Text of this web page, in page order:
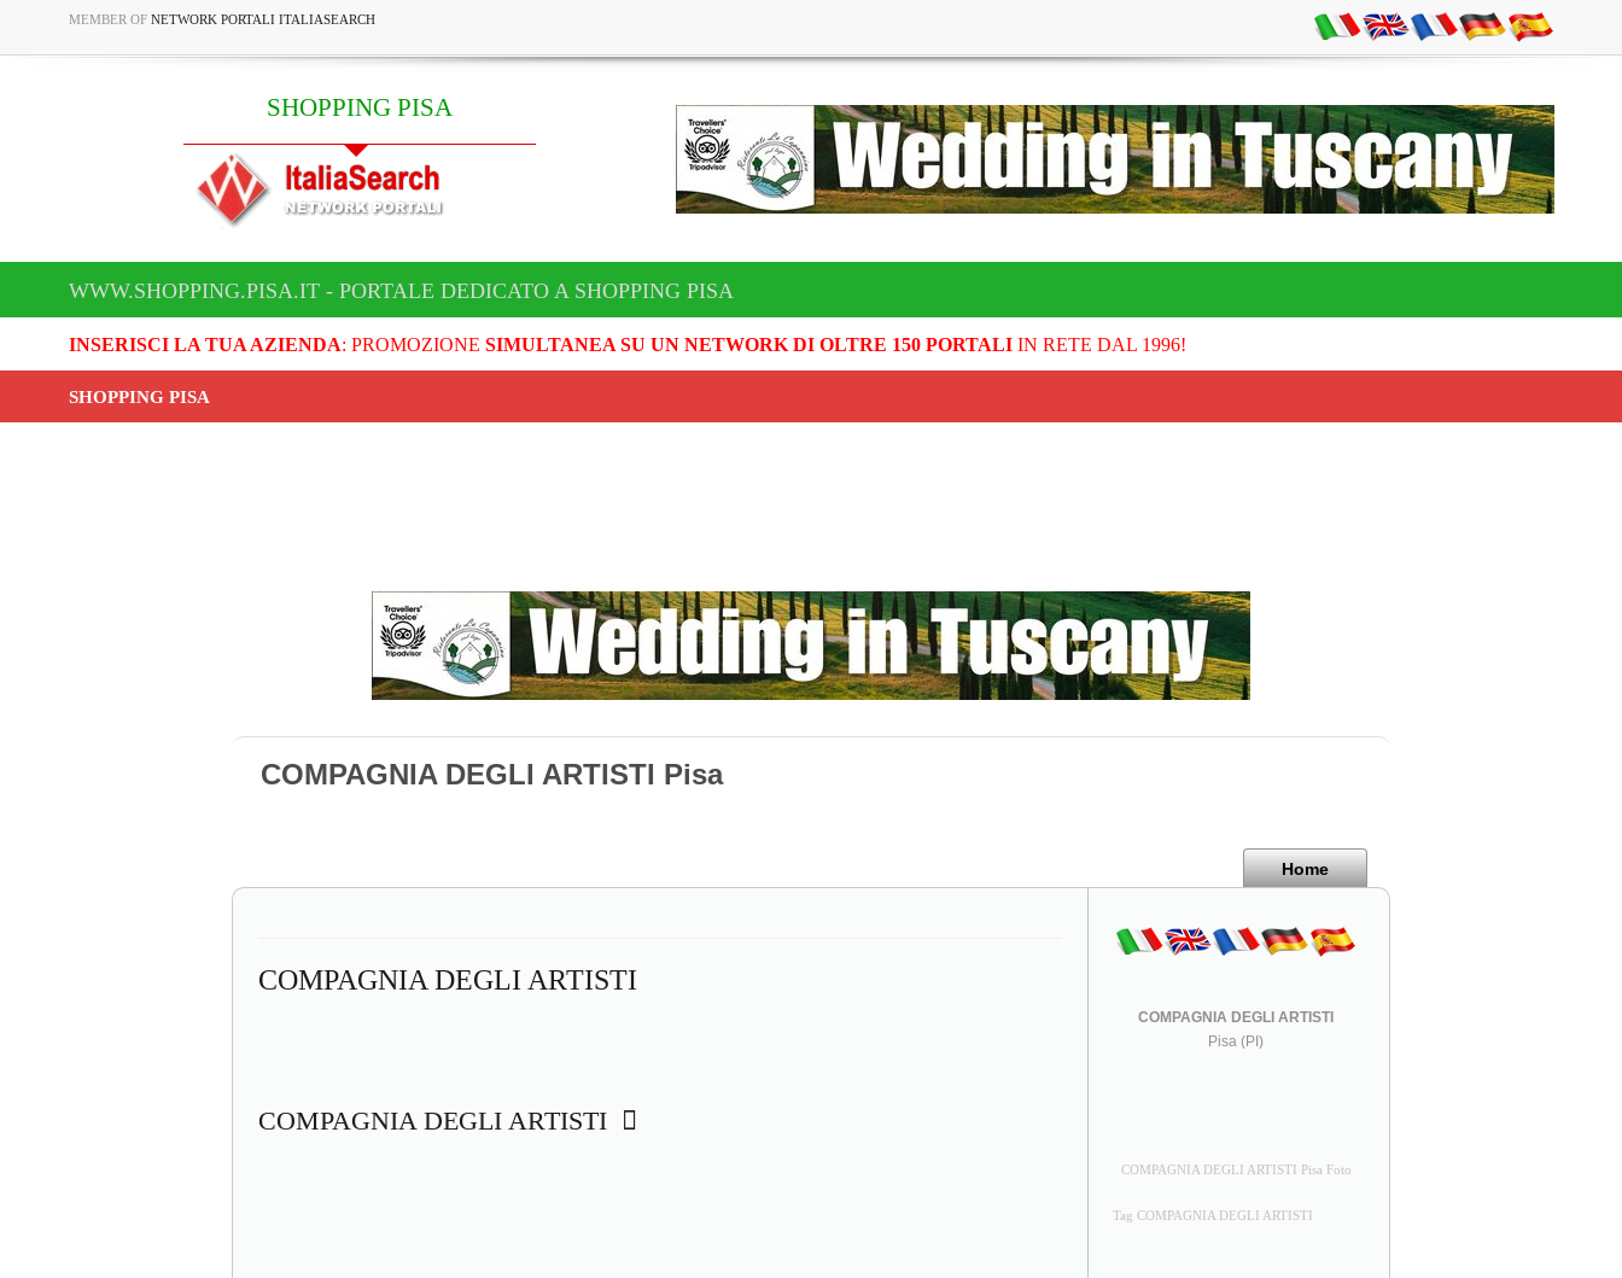
MEMBER OF NETWORK PORTALI ITALIASEARCH
SHOPPING PISA
WWW.SHOPPING.PISA.IT - PORTALE DEDICATO A SHOPPING PISA
INSERISCI LA TUA AZIENDA: PROMOZIONE SIMULTANEA SU UN NETWORK DI OLTRE 150 PORTALIIN RETE DAL 1996!
SHOPPING PISA
COMPAGNIA DEGLI ARTISTI Pisa
Home
COMPAGNIA DEGLI ARTISTI
COMPAGNIA DEGLI ARTISTI
COMPAGNIA DEGLI ARTISTI
Pisa (PI)
COMPAGNIA DEGLI ARTISTI Pisa Foto
Tag COMPAGNIA DEGLI ARTISTI